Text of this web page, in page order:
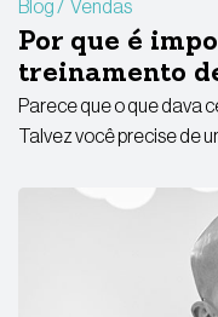
Blog Vendas
Por que é
treinamento
Parece que o que dava
Talvez você precise de